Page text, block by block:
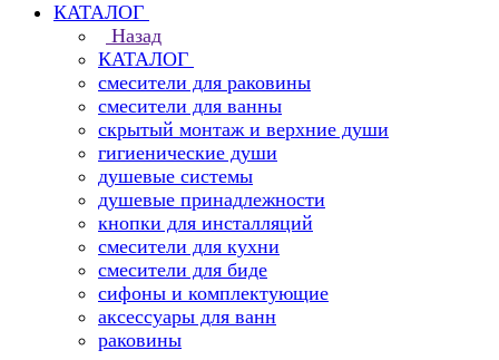
КАТАЛОГ
Назад
КАТАЛОГ
смесители для раковины
смесители для ванны
скрытый монтаж и верхние души
гигиенические души
душевые системы
душевые принадлежности
кнопки для инсталляций
смесители для кухни
смесители для биде
сифоны и комплектующие
аксессуары для ванн
раковины